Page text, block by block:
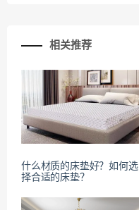
相关推荐
什么材质的床垫好？如何选
择合适的床垫？